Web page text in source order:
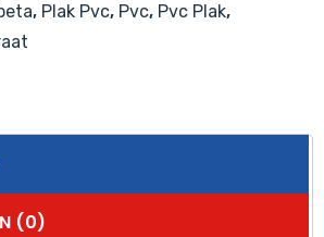
, Plak Pvc, Pvc, Pvc Plak,
(0)